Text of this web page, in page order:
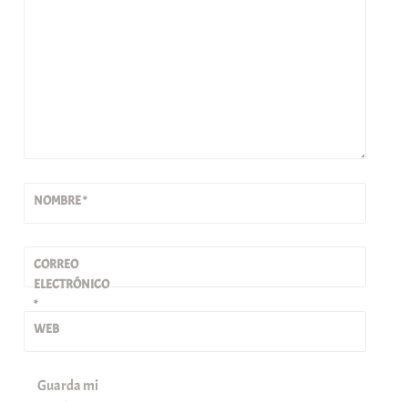
NOMBRE*
CORREO
ELECTRÓNICO
*
WEB
Guarda mi